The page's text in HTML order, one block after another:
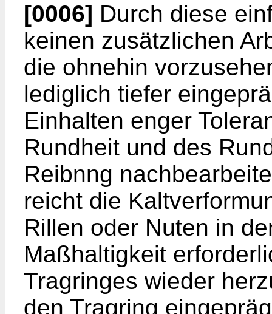
[0006] Durch diese
keinen zusätzlichen
die ohnehin
lediglich tiefer
Einhalten enger
Rundheit und des
Reibnng
reicht die
Rillen oder Nuten in
Maßhaltigkeit
Tragringes wieder
den Tragring